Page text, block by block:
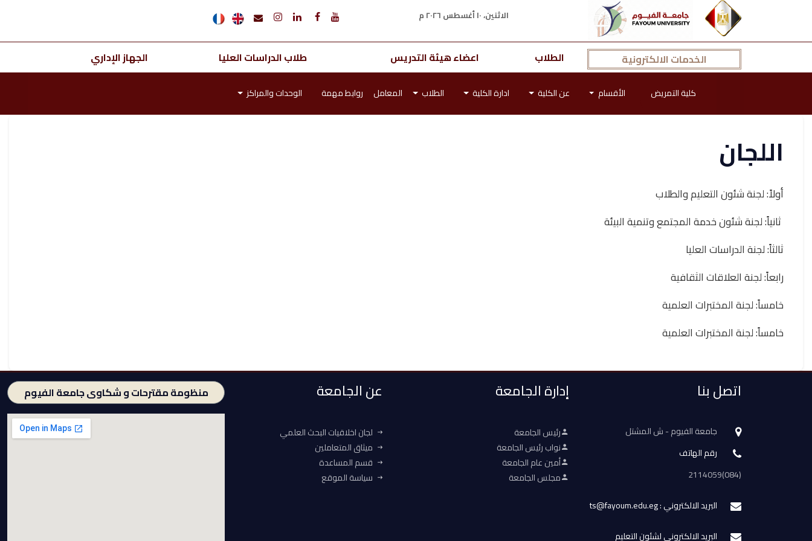
الاثنين، ١٠ أغسطس ٢٠٢٦ م
الخدمات الالكترونية الطلاب اعضاء هيئة التدريس طلاب الدراسات العليا الجهاز الإداري
كلية التمريض الأقسام عن الكلية ادارة الكلية الطلاب المعامل روابط مهمة الوحدات والمراكز
اللجان
أولاً: لجنة شئون التعليم والطلاب
ثانياً: لجنة شئون خدمة المجتمع وتنمية البيئة
ثالثاً: لجنة الدراسات العليا
رابعاً: لجنة العلاقات الثقافية
خامساً: لجنة المختبرات العلمية
خامساً: لجنة المختبرات العلمية
اتصل بنا
جامعة الفيوم - ش المشتل
رقم الهاتف
(084)2114059
البريد الالكتروني : ts@fayoum.edu.eg
البريد الالكتروني لشئون التعليم
إدارة الجامعة
رئيس الجامعة
نواب رئيس الجامعة
أمين عام الجامعة
مجلس الجامعة
عن الجامعة
لجان اخلاقيات البحث العلمي
ميثاق المتعاملين
قسم المساعدة
سياسة الموقع
منظومة مقترحات و شكاوى جامعة الفيوم